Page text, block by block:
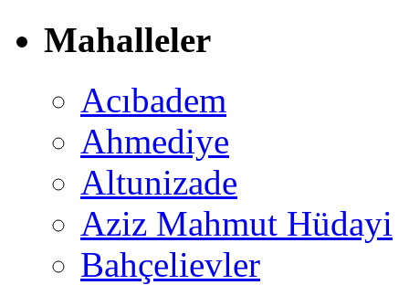
Mahalleler
Acıbadem
Ahmediye
Altunizade
Aziz Mahmut Hüdayi
Bahçelievler